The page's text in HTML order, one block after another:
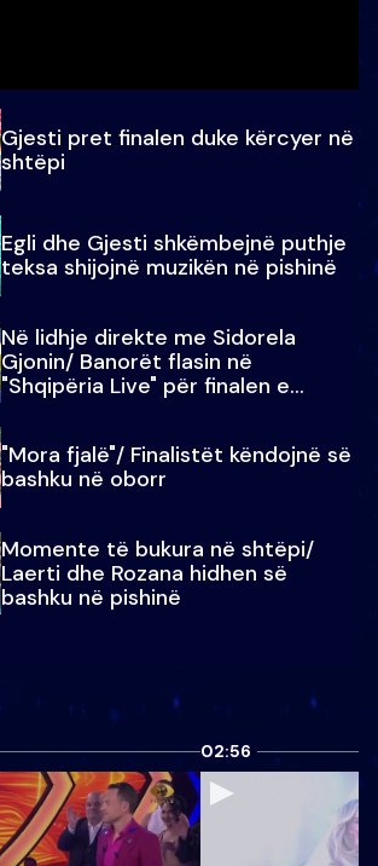
Gjesti pret finalen duke kërcyer në
shtëpi
Egli dhe Gjesti shkëmbejnë puthje
teksa shijojnë muzikën në pishinë
Në lidhje direkte me Sidorela
Gjonin/ Banorët flasin në
"Shqipëria Live" për finalen e
"Mora fjalë"/ Finalistët këndojnë së
bashku në oborr
Momente të bukura në shtëpi/
Laerti dhe Rozana hidhen së
bashku në pishinë
02:56